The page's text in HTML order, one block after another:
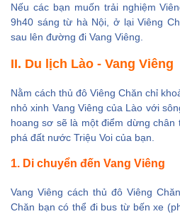
Nếu các bạn muốn trải nghiệm
9h40 sáng từ hà Nội, ở lại Viêng
sau lên đường đi Vang Viêng.
II. Du lịch Lào - Vang Viêng
Nằm cách thủ đô Viêng Chăn chỉ
nhỏ xinh Vang Viêng của Lào với
hoang sơ sẽ là một điểm dừng chân
phá đất nước Triệu Voi của bạn.
1. Di chuyển đến Vang Viêng
Vang Viêng cách thủ đô Viêng
Chăn bạn có thể đi bus từ bến xe